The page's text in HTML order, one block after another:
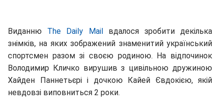
Виданню The Daily Mailвдалося зробити декілька
знімків, на яких зображений знаменитий український
спортсмен разом зі своєю родиною. На відпочинок
Володимир Кличко вирушив з цивільною дружиною
Хайден Паннетьєрі і дочкою Кайей Євдокією, якій
невдовзі виповниться 2 роки.